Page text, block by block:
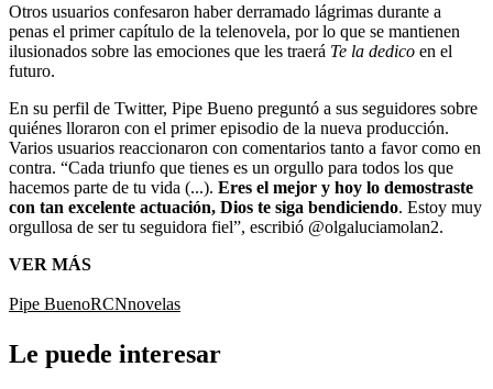
Otros usuarios confesaron haber derramado lágrimas durante a
penas el primer capítulo de la telenovela, por lo que se mantienen
ilusionados sobre las emociones que les traerá Te la dedico en el
futuro.
En su perfil de Twitter, Pipe Bueno preguntó a sus seguidores sobre
quiénes lloraron con el primer episodio de la nueva producción.
Varios usuarios reaccionaron con comentarios tanto a favor como en
contra. “Cada triunfo que tienes es un orgullo para todos los que
hacemos parte de tu vida (...). Eres el mejor y hoy lo demostraste
con tan excelente actuación, Dios te siga bendiciendo. Estoy muy
orgullosa de ser tu seguidora fiel”, escribió @olgaluciamolan2.
VER MÁS
Pipe BuenoRCNnovelas
Le puede interesar